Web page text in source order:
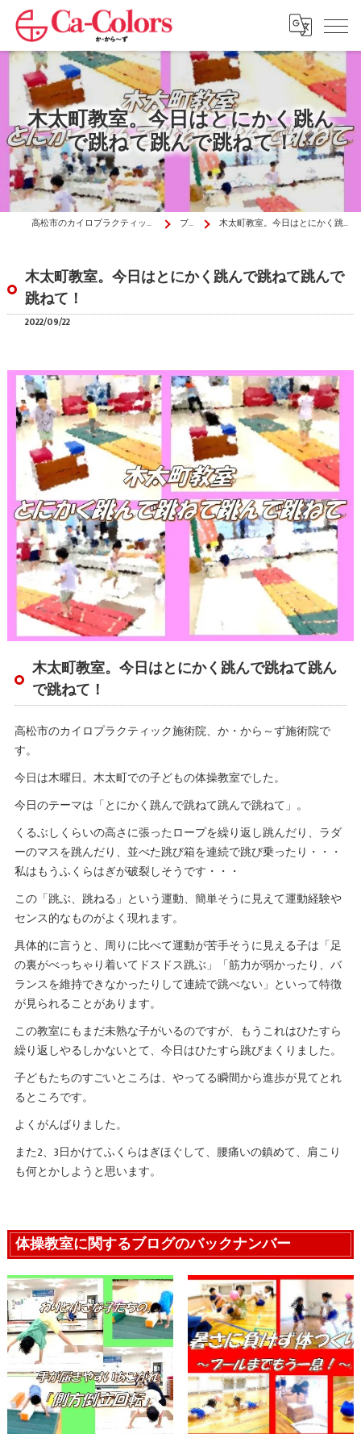
木太町教室。今日はとにかく跳ん
で跳ねて跳んで跳ねて！
高松市のカイロプラクティックはか・から～ず施術院 ブログ 木太町教室。今日はとにかく跳んで跳ねて跳んで跳ねて！
木太町教室。今日はとにかく跳んで跳ねて跳んで
跳ねて！
2022/09/22
木太町教室。今日はとにかく跳んで跳ねて跳ん
で跳ねて！
高松市のカイロプラクティック施術院、か・から～ず施術院で
す。
今日は木曜日。木太町での子どもの体操教室でした。
今日のテーマは「とにかく跳んで跳ねて跳んで跳ねて」。
くるぶしくらいの高さに張ったロープを繰り返し跳んだり、ラダ
ーのマスを跳んだり、並べた跳び箱を連続で跳び乗ったり・・・
私はもうふくらはぎが破裂しそうです・・・
この「跳ぶ、跳ねる」という運動、簡単そうに見えて運動経験や
センス的なものがよく現れます。
具体的に言うと、周りに比べて運動が苦手そうに見える子は「足
の裏がべっちゃり着いてドスドス跳ぶ」「筋力が弱かったり、バ
ランスを維持できなかったりして連続で跳べない」といって特徴
が見られることがあります。
この教室にもまだ未熟な子がいるのですが、もうこれはひたすら
繰り返しやるしかないとて、今日はひたすら跳びまくりました。
子どもたちのすごいところは、やってる瞬間から進歩が見てとれ
るところです。
よくがんばりました。
また2、3日かけてふくらはぎほぐして、腰痛いの鎮めて、肩こり
も何とかしようと思います。
体操教室に関するブログのバックナンバー